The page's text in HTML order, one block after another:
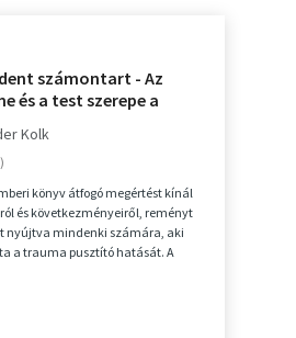
számontart - Az
és a test szerepe a
Kolk
könyv átfogó megértést kínál
és következményeiről, reményt
nyújtva mindenki számára, aki
a trauma pusztító hatását. A